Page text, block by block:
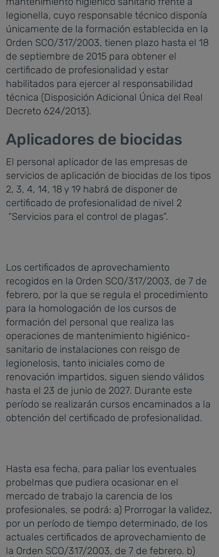
legionella, cuyo responsable técnico disponía
únicamente de la formación establecida en la
Orden SCO/317/2003, tienen plazo hasta el 18
de septiembre de 2015 para obtener el
certificado de profesionalidad y estar
habilitados para ejercer al responsabilidad
técnica (Disposición Adicional Única del Real
Decreto 624/2013).
Aplicadores de biocidas
El personal aplicador de las empresas de
servicios de aplicación de biocidas de los tipos
2, 3, 4, 14, 18 y 19 habrá de disponer de
certificado de profesionalidad de nivel 2
“Servicios para el control de plagas”.
Los certificados de aprovechamiento
recogidos en la Orden SCO/317/2003, de 7 de
febrero, por la que se regula el procedimiento
para la homologación de los cursos de
formación del personal que realiza las
operaciones de mantenimiento higiénico-
sanitario de instalaciones con reisgo de
legionelosis, tanto iniciales como de
renovación impartidos, siguen siendo válidos
hasta el 23 de junio de 2027. Durante este
período se realizarán cursos encaminados a la
obtención del certificado de profesionalidad.
Hasta esa fecha, para paliar los eventuales
probelmas que pudiera ocasionar en el
mercado de trabajo la carencia de los
profesionales, se podrá: a) Prorrogar la validez,
por un período de tiempo determinado, de los
actuales certificados de aprovechamiento de
la Orden SCO/317/2003, de 7 de febrero. b)